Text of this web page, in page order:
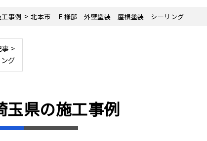
事例 >北本市 Ｅ様邸 外壁塗装 屋根塗装 シーリング
>
グ
玉県の施工事例